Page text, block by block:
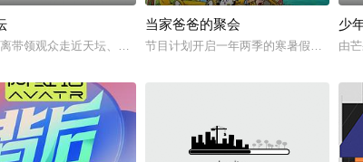
专属特辑，节目通过“茶话会”的形式打开每位姐姐丰富多彩的生活
带领观众走近天坛、弘扬中华优秀文明，北京卫视推出职业体验类
当家爸爸的聚会
节目计划开启一年两季的寒暑假季番规划
少
由